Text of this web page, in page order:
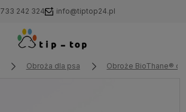
733 242 324 info@tiptop24.pl
Obroża dla psa Obroże BioThane®